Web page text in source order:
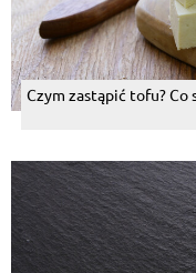
Czym zastąpić tofu? Co